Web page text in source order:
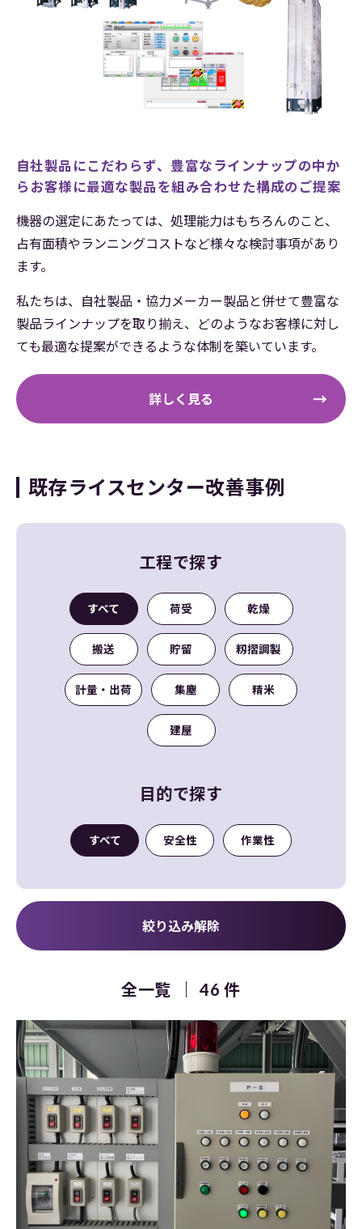
自社製品にこだわらず、豊富なラインナップの中か
ら お客様に最適な製品を組み合わせた構成のご提案
機器の選定にあたっては、処理能力はもちろんのこと、
占有面積やランニングコストなど様々な検討事項があり
ます。
私たちは、自社製品・協力メーカー製品と併せて豊富な
製品ラインナップを取り揃え、どのようなお客様に対し
ても最適な提案ができるような体制を築いています。
詳しく見る
既存ライスセンター改善事例
工程で探す
すべて 荷受 乾燥
搬送 貯留 籾摺調製
計量・出荷 集塵 精米
建屋
目的で探す
すべて 安全性 作業性
全一覧 46 件